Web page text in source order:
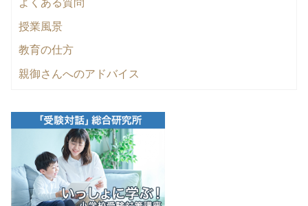
授業風景
教育の仕方
親御さんへのアドバイス